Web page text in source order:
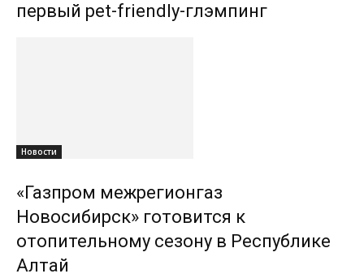
первый pet-friendly-глэмпинг
Новости
«Газпром межрегионгаз
Новосибирск» готовится к
отопительному сезону в Республике
Алтай